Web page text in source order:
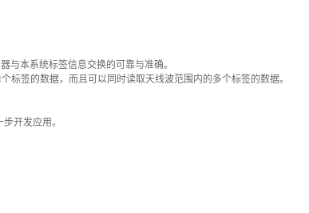
与本系统标签信息交换的可靠与准确。
签的数据，而且可以同时读取天线波范围内的多个标签的数据。
开发应用。